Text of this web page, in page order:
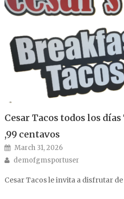
Cesar Tacos todos los
,99 centavos
Posted on
March 31, 2026
Author
demofgmsportuser
Cesar Tacos le invita a disfrutar